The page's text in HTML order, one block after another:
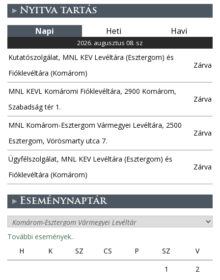
Nyitva tartás
Napi Heti Havi
2026. augusztus 08. sz
Kutatószolgálat, MNL KEV Levéltára (Esztergom) és
Fióklevéltára (Komárom)
Zárva
MNL KEVL Komáromi Fióklevéltára, 2900 Komárom,
Szabadság tér 1.
Zárva
MNL Komárom-Esztergom Vármegyei Levéltára, 2500
Esztergom, Vörösmarty utca 7.
Zárva
Ügyfélszolgálat, MNL KEV Levéltára (Esztergom) és
Fióklevéltára (Komárom)
Zárva
Eseménynaptár
További események..
H
K SZ CS P SZ
V
1
2